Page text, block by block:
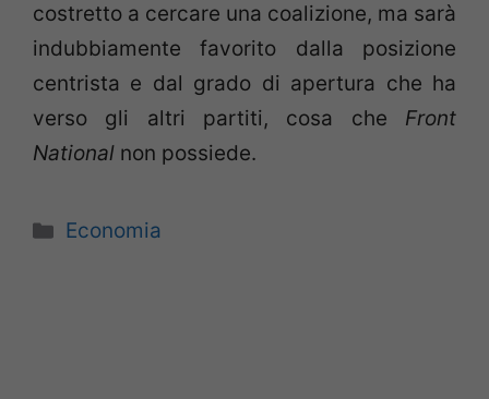
costretto a cercare una coalizione, ma sarà
indubbiamente favorito dalla posizione
centrista e dal grado di apertura che ha
verso gli altri partiti, cosa che Front
National non possiede.
Categorie
Economia